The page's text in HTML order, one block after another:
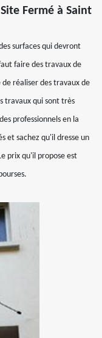
Fermé à Saint
surfaces qui devront
faire des travaux de
de réaliser des travaux de
travaux qui sont très
professionnels en la
et sachez qu'il dresse un
prix qu'il propose est